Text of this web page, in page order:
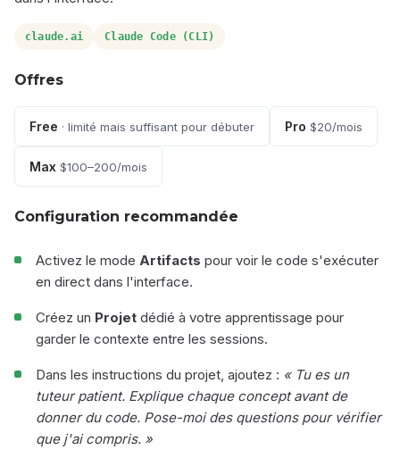
claude.ai Claude Code (CLI)
Offres
Free · limité mais suffisant pour débuter Pro $20/mois
Max $100–200/mois
Configuration recommandée
Activez le mode Artifacts pour voir le code s'exécuter
en direct dans l'interface.
Créez un Projet dédié à votre apprentissage pour
garder le contexte entre les sessions.
Dans les instructions du projet, ajoutez : « Tu es un
tuteur patient. Explique chaque concept avant de
donner du code. Pose-moi des questions pour vérifier
que j'ai compris. »